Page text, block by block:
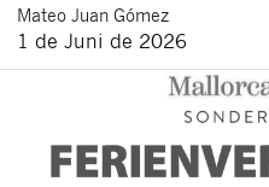
Mateo Juan Gómez
1 de Juni de 2026